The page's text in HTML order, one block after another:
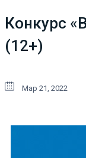
Конкурс
(12+)
Мар 21, 2022